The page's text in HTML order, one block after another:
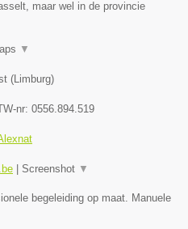
maar wel in de provincie
▼
( Limburg)
nr: 0556.894.519
Screenshot ▼
begeleiding op maat. Manuele